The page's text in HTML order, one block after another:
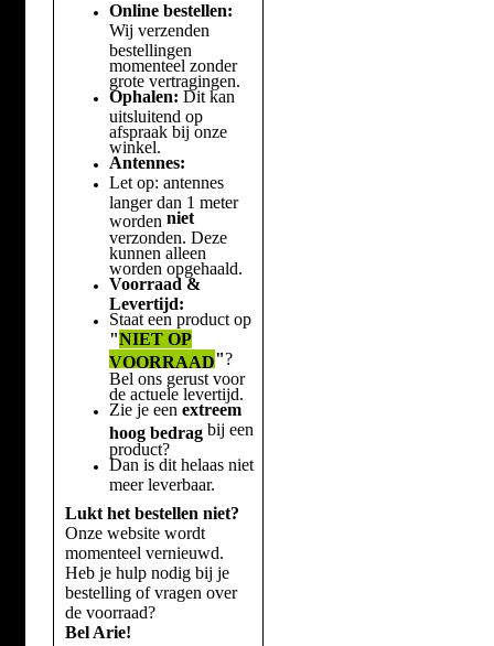
Online bestellen:
Wij verzenden
bestellingen
momenteel zonder
grote vertragingen.
Ophalen: Dit kan
uitsluitend op
afspraak bij onze
winkel.
Antennes:
Let op: antennes
langer dan 1 meter
worden niet
verzonden. Deze
kunnen alleen
worden opgehaald.
Voorraad &
Levertijd:
Staat een product op
"NIET OP
VOORRAAD"?
Bel ons gerust voor
de actuele levertijd.
Zie je een extreem
hoog bedragbij een
product?
Dan is dit helaas niet
meer leverbaar.
Lukt het bestellen niet?
Onze website wordt
momenteel vernieuwd.
Heb je hulp nodig bij je
bestelling of vragen over
de voorraad?
Bel Arie!